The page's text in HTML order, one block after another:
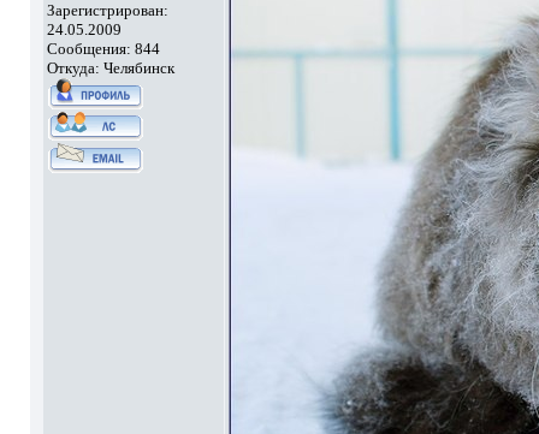
Зарегистрирован:
24.05.2009
Сообщения: 844
Откуда: Челябинск